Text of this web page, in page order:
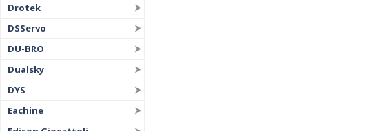
Drotek
DSServo
DU-BRO
Dualsky
DYS
Eachine